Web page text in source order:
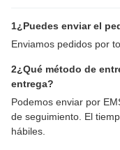
1¿Puedes enviar el
Enviamos pedidos por
2¿Qué método de
entrega?
Podemos enviar por
de seguimiento. El
hábiles.